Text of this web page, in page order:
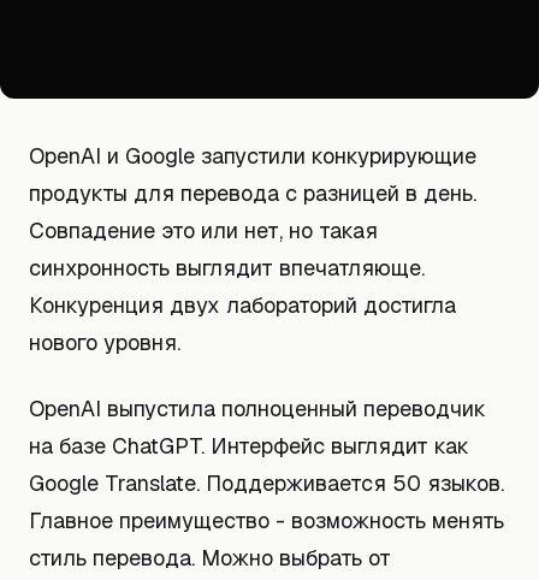
OpenAI и Google запустили конкурирующие
продукты для перевода с разницей в день.
Совпадение это или нет, но такая
синхронность выглядит впечатляюще.
Конкуренция двух лабораторий достигла
нового уровня.
OpenAI выпустила полноценный переводчик
на базе ChatGPT. Интерфейс выглядит как
Google Translate. Поддерживается 50 языков.
Главное преимущество - возможность менять
стиль перевода. Можно выбрать от